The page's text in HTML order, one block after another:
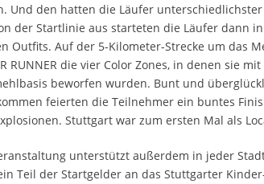
Und den hatten die Läufer
der Startlinie aus starteten die Läufer dann
Outfits. Auf der 5-Kilometer-Strecke um das
RUNNER die vier Color Zones, in denen sie
beworfen wurden. Bunt und
feierten die Teilnehmer ein buntes
Stuttgart war zum ersten Mal als
unterstützt außerdem in jeder
Teil der Startgelder an das Stuttgarter